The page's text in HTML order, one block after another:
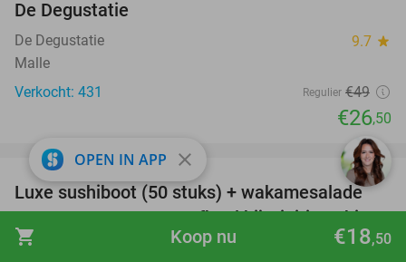
shopping_cart €18,50
Koop nu
De Degustatie
De Degustatie 9.7 star
Malle
Verkocht: 431
Regulier €49
€26,50
55%
favorite_border
Luxe sushiboot (50 stuks) + wakamesalade
voor 2 personen voor afhaal bij Nigiri Sushi
Nigiri Sushi 9.1star
OPEN IN APP close